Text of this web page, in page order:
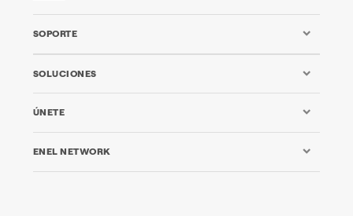
SOPORTE
SOLUCIONES
ÚNETE
ENEL NETWORK